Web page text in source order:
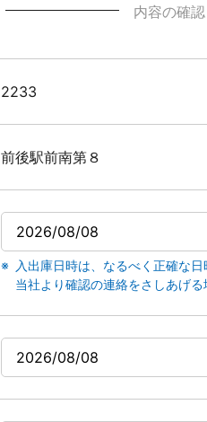
内容の確認
2233
前後駅前南第８
入出庫日時は、なるべく正確な日
当社より確認の連絡をさしあげる